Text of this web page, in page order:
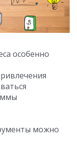
особенно
можно